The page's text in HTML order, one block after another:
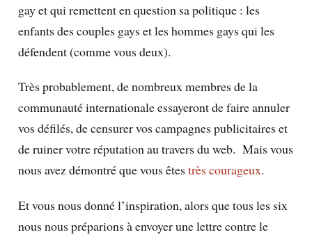
gay et qui remettent en question sa politique : les
enfants des couples gays et les hommes gays qui les
défendent (comme vous deux).
Très probablement, de nombreux membres de la
communauté internationale essayeront de faire annuler
vos défilés, de censurer vos campagnes publicitaires et
de ruiner votre réputation au travers du web. Mais vous
nous avez démontré que vous êtes très courageux.
Et vous nous donné l’inspiration, alors que tous les six
nous nous préparions à envoyer une lettre contre le